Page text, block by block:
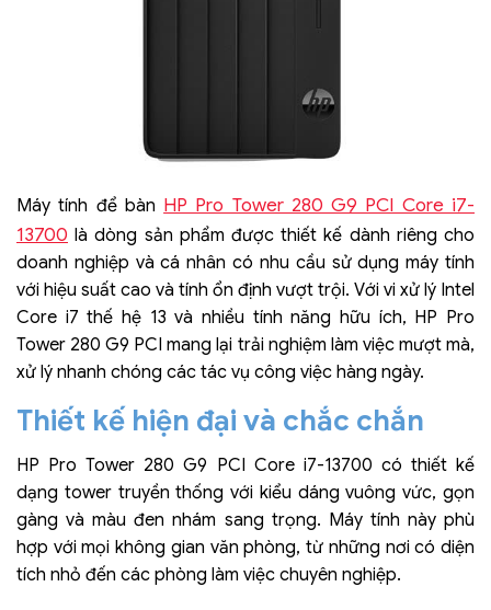
Máy tính để bàn HP Pro Tower 280 G9 PCI Core i7-
13700 là dòng sản phẩm được thiết kế dành riêng cho
doanh nghiệp và cá nhân có nhu cầu sử dụng máy tính
với hiệu suất cao và tính ổn định vượt trội. Với vi xử lý Intel
Core i7 thế hệ 13 và nhiều tính năng hữu ích, HP Pro
Tower 280 G9 PCI mang lại trải nghiệm làm việc mượt mà,
xử lý nhanh chóng các tác vụ công việc hàng ngày.
Thiết kế hiện đại và chắc chắn
HP Pro Tower 280 G9 PCI Core i7-13700 có thiết kế
dạng tower truyền thống với kiểu dáng vuông vức, gọn
gàng và màu đen nhám sang trọng. Máy tính này phù
hợp với mọi không gian văn phòng, từ những nơi có diện
tích nhỏ đến các phòng làm việc chuyên nghiệp.